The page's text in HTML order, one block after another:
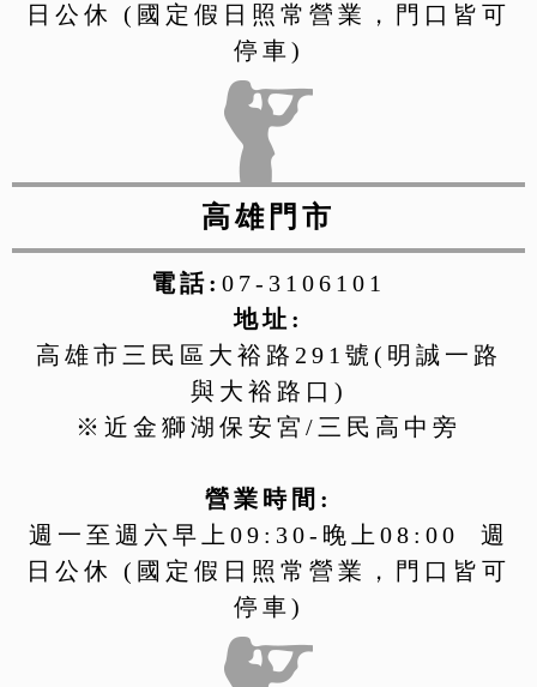
日公休 (國定假日照常營業，門口皆可
停車)
高雄門市
電話: 07-3106101
地址:
高雄市三民區大裕路291號(明誠一路
與大裕路口)
※近金獅湖保安宮/三民高中旁
營業時間:
週一至週六早上09:30-晚上08:00 週
日公休 (國定假日照常營業，門口皆可
停車)